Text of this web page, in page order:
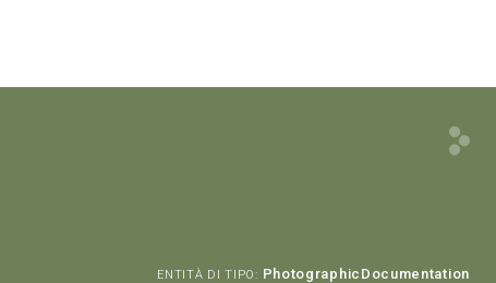
ENTITÀ DI TIPO: PhotographicDocumentation